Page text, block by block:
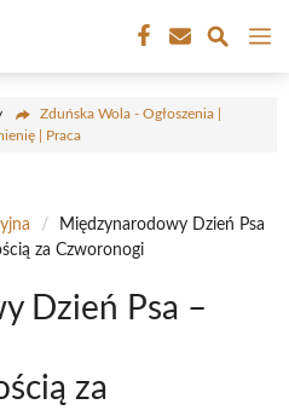
Zduńska Wola - Ogłoszenia |
| Praca
/
Międzynarodowy Dzień Psa
za Czworonogi
Dzień Psa –
za